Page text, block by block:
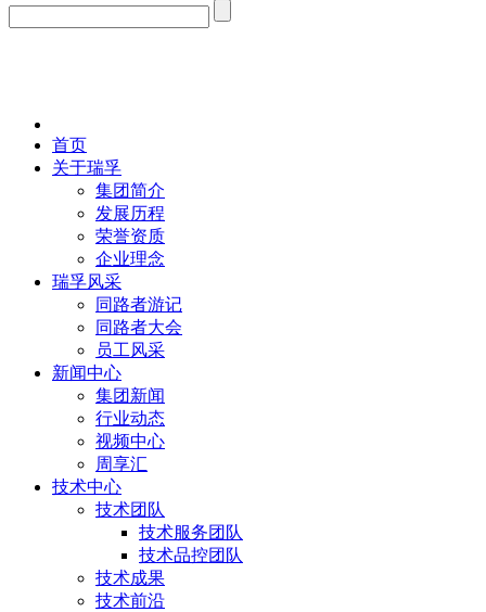
首页
关于瑞孚
集团简介
发展历程
荣誉资质
企业理念
瑞孚风采
同路者游记
同路者大会
员工风采
新闻中心
集团新闻
行业动态
视频中心
周享汇
技术中心
技术团队
技术服务团队
技术品控团队
技术成果
技术前沿